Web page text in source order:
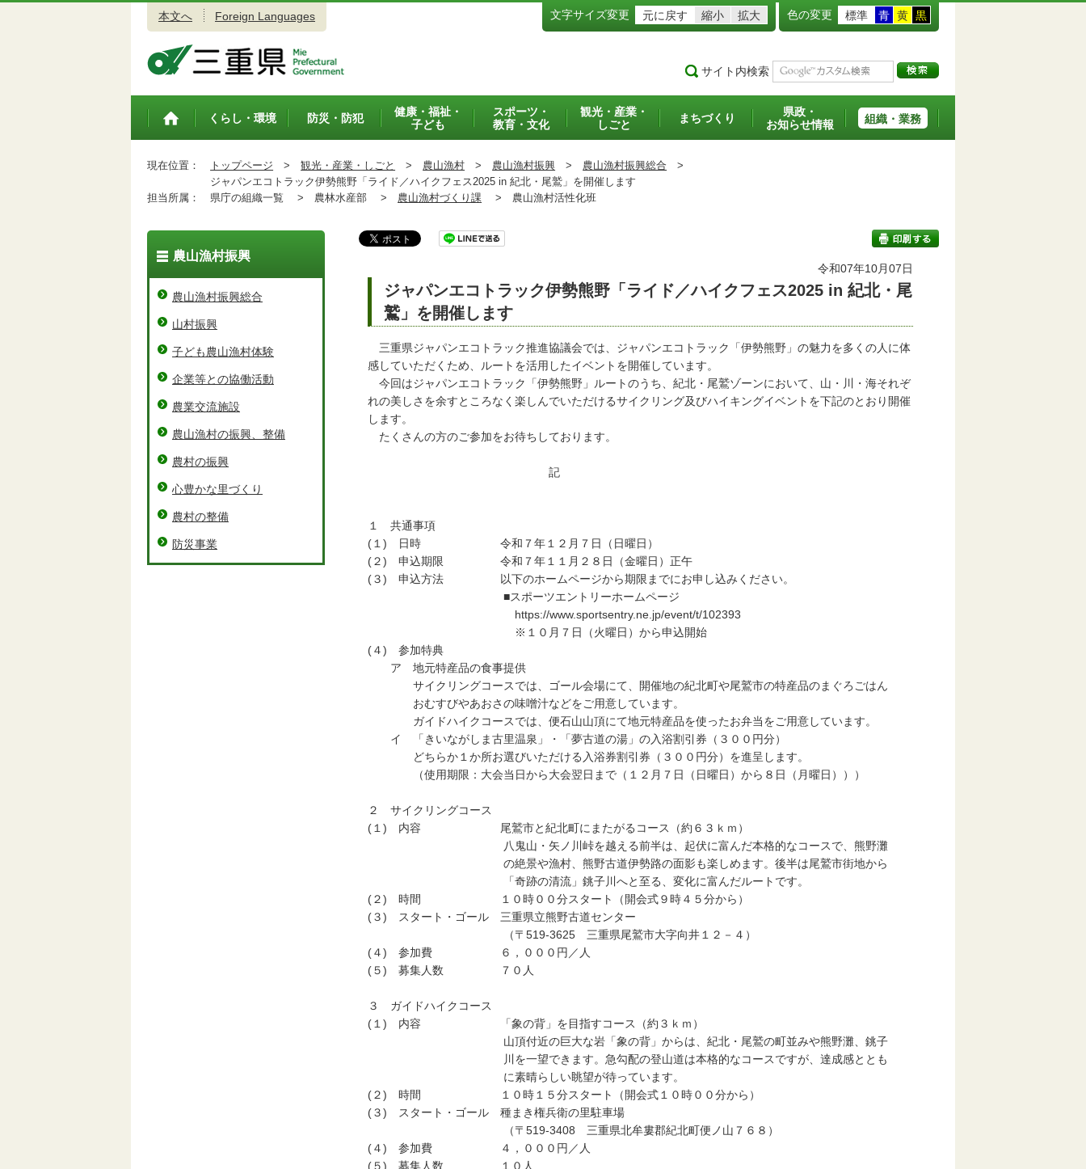
本文へ Foreign Languages 文字サイズ変更 元に戻す 縮小 拡大 色の変更 標準 青 黄 黒
サイト内検索
トップペ
くらし・環境 防災・防犯
健康・福祉・
子ども
スポーツ・
教育・文化
観光・産業・
しごと
まちづくり
県政・
お知らせ情報
組織・業務
現在位置： トップページ > 観光・産業・しごと > 農山漁村 > 農山漁村振興 > 農山漁村振興総合 >
ジャパンエコトラック伊勢熊野「ライド／ハイクフェス2025 in 紀北・尾鷲」を開催します
担当所属：
県庁の組織一覧 > 農林水産部 > 農山漁村づくり課 > 農山漁村活性化班
令和07年10月07日
ジャパンエコトラック伊勢熊野「ライド／ハイクフェス2025 in 紀北・尾
鷲」を開催します
三重県ジャパンエコトラック推進協議会では、ジャパンエコトラック「伊勢熊野」の魅力を多くの人に体
感していただくため、ルートを活用したイベントを開催しています。
今回はジャパンエコトラック「伊勢熊野」ルートのうち、紀北・尾鷲ゾーンにおいて、山・川・海それぞ
れの美しさを余すところなく楽しんでいただけるサイクリング及びハイキングイベントを下記のとおり開催
します。
たくさんの方のご参加をお待ちしております。
記
１ 共通事項
(１) 日時 令和７年１２月７日（日曜日）
(２) 申込期限 令和７年１１月２８日（金曜日）正午
(３) 申込方法 以下のホームページから期限までにお申し込みください。
■スポーツエントリーホームページ
https://www.sportsentry.ne.jp/event/t/102393
※１０月７日（火曜日）から申込開始
(４) 参加特典
ア 地元特産品の食事提供
サイクリングコースでは、ゴール会場にて、開催地の紀北町や尾鷲市の特産品のまぐろごはん
おむすびやあおさの味噌汁などをご用意しています。
ガイドハイクコースでは、便石山山頂にて地元特産品を使ったお弁当をご用意しています。
イ 「きいながしま古里温泉」・「夢古道の湯」の入浴割引券（３００円分）
どちらか１か所お選びいただける入浴券割引券（３００円分）を進呈します。
（使用期限：大会当日から大会翌日まで（１２月７日（日曜日）から８日（月曜日）））
２ サイクリングコース
(１) 内容 尾鷲市と紀北町にまたがるコース（約６３ｋｍ）
八鬼山・矢ノ川峠を越える前半は、起伏に富んだ本格的なコースで、熊野灘
の絶景や漁村、熊野古道伊勢路の面影も楽しめます。後半は尾鷲市街地から
「奇跡の清流」銚子川へと至る、変化に富んだルートです。
(２) 時間 １０時００分スタート（開会式９時４５分から）
(３) スタート・ゴール 三重県立熊野古道センター
（〒519-3625 三重県尾鷲市大字向井１２－４）
(４) 参加費 ６，０００円／人
(５) 募集人数 ７０人
３ ガイドハイクコース
(１) 内容 「象の背」を目指すコース（約３ｋｍ）
山頂付近の巨大な岩「象の背」からは、紀北・尾鷲の町並みや熊野灘、銚子
川を一望できます。急勾配の登山道は本格的なコースですが、達成感ととも
に素晴らしい眺望が待っています。
(２) 時間 １０時１５分スタート（開会式１０時００分から）
(３) スタート・ゴール 種まき権兵衛の里駐車場
（〒519-3408 三重県北牟婁郡紀北町便ノ山７６８）
(４) 参加費 ４，０００円／人
(５) 募集人数 １０人
農山漁村振興
農山漁村振興総合
山村振興
子ども農山漁村体験
企業等との協働活動
農業交流施設
農山漁村の振興、整備
農村の振興
心豊かな里づくり
農村の整備
防災事業